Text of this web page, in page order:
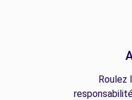
Roulez